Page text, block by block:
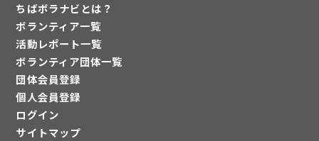
ちばボラナビとは？
ボランティア一覧
活動レポート一覧
ボランティア団体一覧
団体会員登録
個人会員登録
ログイン
サイトマップ